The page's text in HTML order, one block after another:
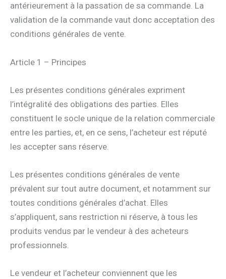
antérieurement à la passation de sa commande. La
validation de la commande vaut donc acceptation des
conditions générales de vente.
Article 1 – Principes
Les présentes conditions générales expriment
l’intégralité des obligations des parties. Elles
constituent le socle unique de la relation commerciale
entre les parties, et, en ce sens, l’acheteur est réputé
les accepter sans réserve.
Les présentes conditions générales de vente
prévalent sur tout autre document, et notamment sur
toutes conditions générales d’achat. Elles
s’appliquent, sans restriction ni réserve, à tous les
produits vendus par le vendeur à des acheteurs
professionnels.
Le vendeur et l’acheteur conviennent que les